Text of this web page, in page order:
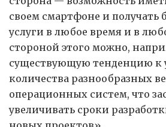
своем смартфоне и получать
услуги в любое время и в
стороной этого можно,
существующую тенденцию к
количества разнообразных
операционных систем, что
увеличивать сроки